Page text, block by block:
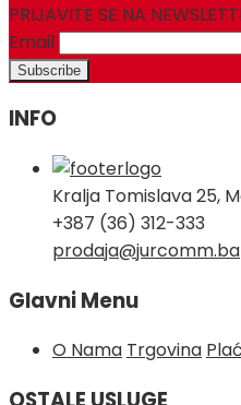
PRIJAVITE SE NA
Email
INFO
Kralja Tomislava 25,
+387 (36) 312-333
prodaja@jurcomm.ba
Glavni Menu
O Nama Trgovina